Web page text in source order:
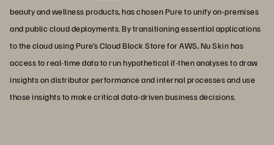
beauty and wellness products, has chosen Pure to unify on-premises
and public cloud deployments. By transitioning essential applications
to the cloud using Pure’s Cloud Block Store for AWS, Nu Skin has
access to real-time data to run hypothetical if-then analyses to draw
insights on distributor performance and internal processes and use
those insights to make critical data-driven business decisions.